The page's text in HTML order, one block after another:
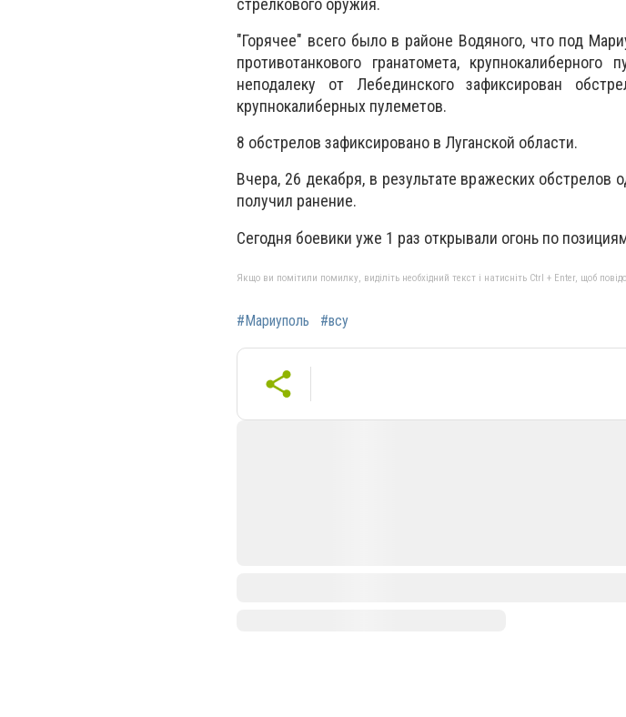
стрелкового оружия.
"Горячее" всего было в районе Водяного, что под
противотанкового гранатомета,
неподалеку от Лебединского зафиксирован
крупнокалиберных пулеметов.
8 обстрелов зафиксировано в Луганской области.
Вчера, 26 декабря, в результате вражеских
получил ранение.
Сегодня боевики уже 1 раз открывали огонь по
Якщо ви помітили помилку, виділіть необхідний текст і натисніть Ctrl + Enter, щоб
#Мариуполь #всу